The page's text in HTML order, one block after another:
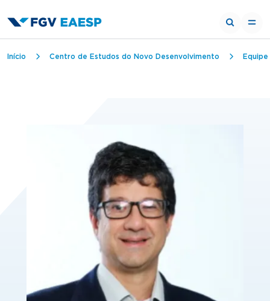
Trilha de navegação
Início Centro de Estudos do Novo Desenvolvimento Equipe